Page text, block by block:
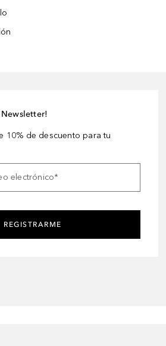
Newsletter!
10% de descuento para tu
electrónico*
REGISTRARME